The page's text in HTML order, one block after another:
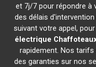
et 7j/7 pour répondre
des délais
suivant votre appel,
électrique
rapidement. Nos
des garanties sur nos